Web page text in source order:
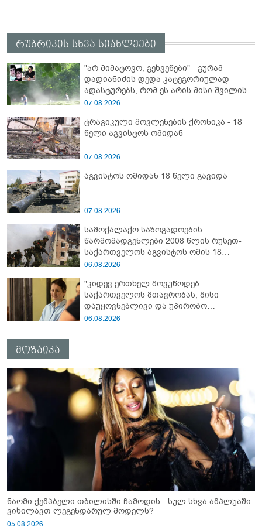
რუბრიკის სხვა სიახლეები
"არ მიმატოვო, გეხვეწები" - გუ­რა­მ
დადიანიძის დედა კა­ტე­გო­რი­უ­ლად
ადას­ტუ­რებს, რომ ეს არის მისი შვი­ლის
ხმა
07.08.2026
ტრაგიკული მოვლენების ქრონიკა - 18
წელი აგვისტოს ომიდან
07.08.2026
აგვისტოს ომიდან 18 წელი გავიდა
07.08.2026
სამოქალაქო საზოგადოების
წარმომადგენლები 2008 წლის რუსეთ-
საქართველოს აგვისტოს ომის 18
წლისთავთან დაკავშირებით ერთობლივ
06.08.2026
"კიდევ ერთხელ მოვუწოდებ
საქართველოს მთავრობას, მისი
დაუყოვნებლივი და უპირობო
გათავისუფლებისკენ" - რას წერს ეუთო-ს
06.08.2026
მოზაიკა
ნაომი ქემპბელი თბილისში ჩამოდის - სულ სხვა ამპლუაში
ვიხილავთ ლეგენდარულ მოდელს?
05.08.2026